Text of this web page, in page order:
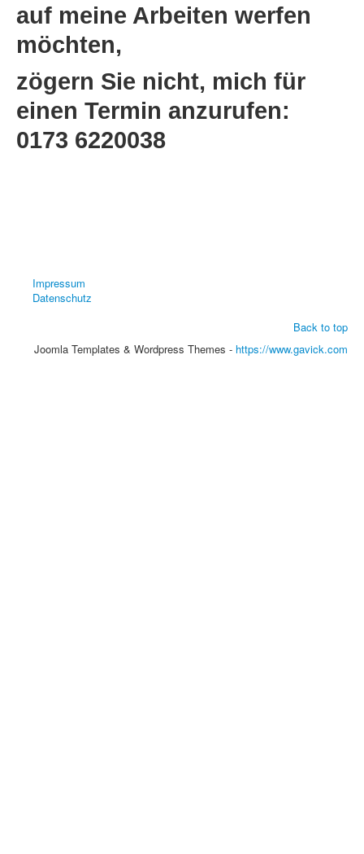
auf meine Arbeiten werfen
möchten,
zögern Sie nicht, mich für
einen Termin anzurufen:
0173 6220038
Impressum
Datenschutz
Back to top
Joomla Templates & Wordpress Themes - https://www.gavick.com